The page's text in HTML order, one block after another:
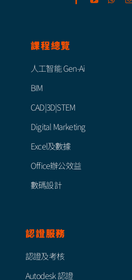
課程總覽
人工智能 Gen-Ai
BIM
CAD|3D|STEM
Digital Marketing
Excel及數據
Office辦公效益
數碼設計
認證服務
認證及考核
Autodesk 認證